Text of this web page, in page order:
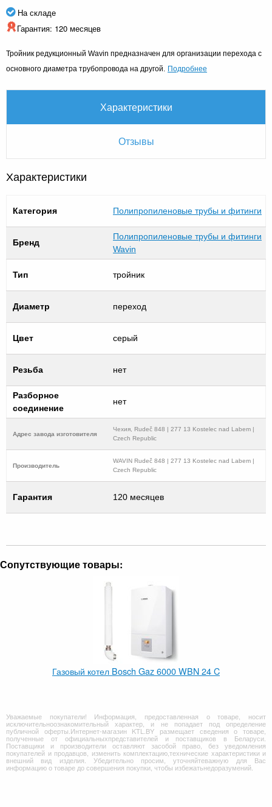
На складе
Гарантия: 120 месяцев
Тройник редукционный Wavin предназначен для организации перехода с
основного диаметра трубопровода на другой.
Подробнее
Характеристики
Отзывы
Характеристики
Категория Полипропиленовые трубы и фитинги
Бренд
Полипропиленовые трубы и фитинги
Wavin
Тип тройник
Диаметр переход
Цвет серый
Резьба нет
Разборное
соединение
нет
Адрес завода изготовителя
Чехия, Rudeč 848 | 277 13 Kostelec nad Labem |
Czech Republic
Производитель
WAVIN Rudeč 848 | 277 13 Kostelec nad Labem |
Czech Republic
Гарантия 120 месяцев
Сопутствующие товары:
Газовый котел Bosch Gaz 6000 WBN 24 C
Уважаемые покупатели! Информация, предоставленная о товаре, носит
исключительноознакомительный характер, и не попадает под определение
публичной оферты.Интернет-магазин KTL.BY размещает сведения о товаре,
полученные от официальныхпредставителей и поставщиков в Беларуси.
Поставщики и производители оставляют засобой право, без уведомления
покупателей и продавцов, изменить комплектацию,технические характеристики и
внешний вид изделия. Убедительно просим, уточняйтеважную для Вас
информацию о товаре до совершения покупки, чтобы избежатьнедоразумений.